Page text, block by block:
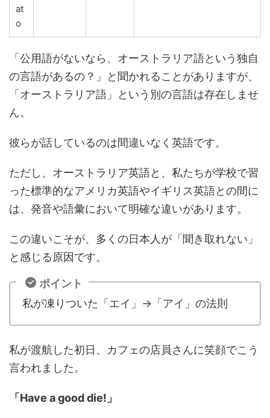
at
o
「公用語がないなら、オーストラリア語という独自
の言語があるの？」と聞かれることがありますが、
「オーストラリア語」という別の言語は存在しませ
ん。
彼らが話しているのは間違いなく英語です。
ただし、オーストラリア英語と、私たちが学校で習
った標準的なアメリカ英語やイギリス英語との間に
は、発音や語彙において明確な違いがあります。
この違いこそが、多くの日本人が「聞き取れない」
と感じる原因です。
ポイント
私が凍りついた「エイ」→「アイ」の法則
私が渡航した初日、カフェの店員さんに笑顔でこう
言われました。
「Have a good die!」